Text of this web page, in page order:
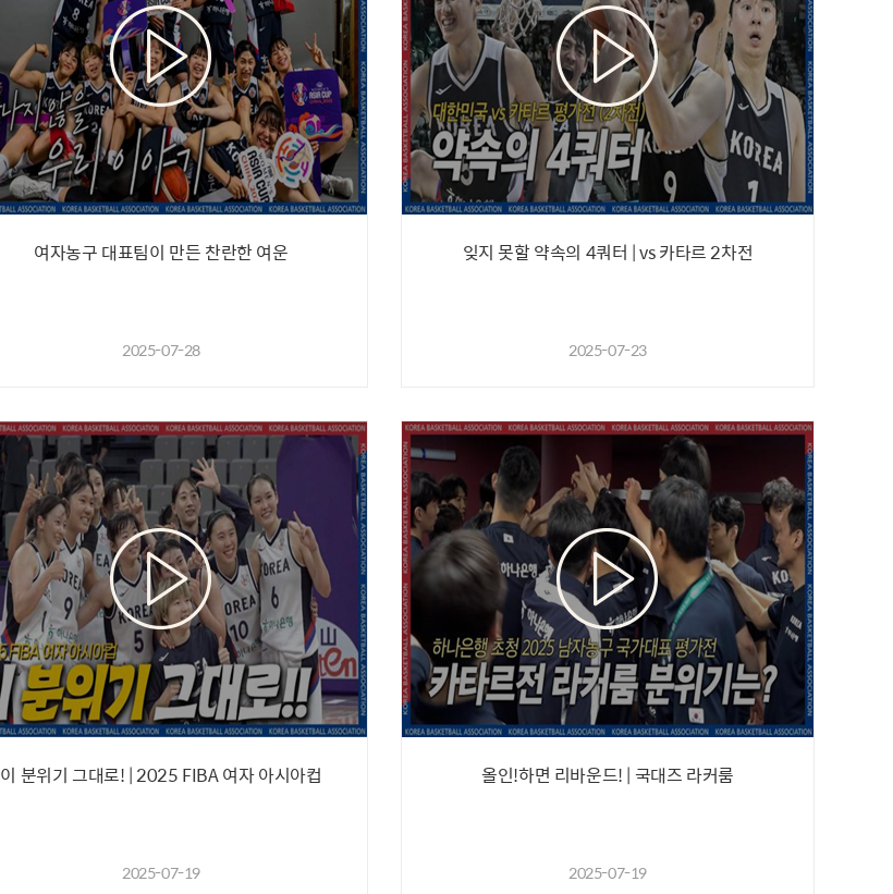
여자농구 대표팀이 만든 찬란한 여운
2025-07-28
잊지 못할 약속의 4쿼터 | vs 카타르 2차전
2025-07-23
이 분위기 그대로! | 2025 FIBA 여자 아시아컵
2025-07-19
올인!하면 리바운드! | 국대즈 라커룸
2025-07-19